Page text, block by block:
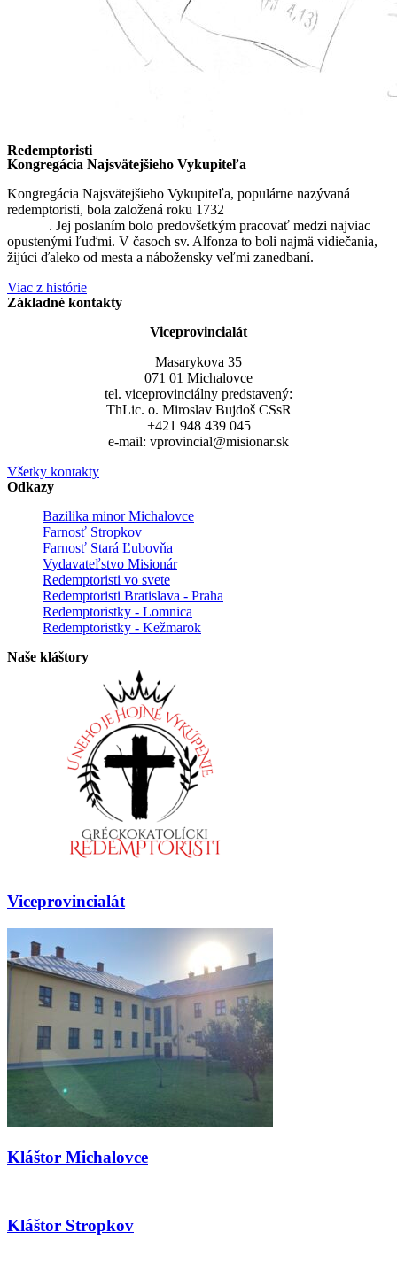
Redemptoristi
Kongregácia Najsvätejšieho Vykupiteľa
Kongregácia Najsvätejšieho Vykupiteľa, populárne nazývaná
redemptoristi, bola založená roku 1732
. Jej poslaním bolo predovšetkým pracovať medzi najviac
opustenými ľuďmi. V časoch sv. Alfonza to boli najmä vidiečania,
žijúci ďaleko od mesta a nábožensky veľmi zanedbaní.
Viac z histórie
Základné kontakty
Viceprovincialát
Masarykova 35
071 01 Michalovce
tel. viceprovinciálny predstavený:
ThLic. o. Miroslav Bujdoš CSsR
+421 948 439 045
e-mail: vprovincial@misionar.sk
Všetky kontakty
Odkazy
Bazilika minor Michalovce
Farnosť Stropkov
Farnosť Stará Ľubovňa
Vydavateľstvo Misionár
Redemptoristi vo svete
Redemptoristi Bratislava - Praha
Redemptoristky - Lomnica
Redemptoristky - Kežmarok
Naše kláštory
Viceprovincialát
Kláštor Michalovce
Kláštor Stropkov